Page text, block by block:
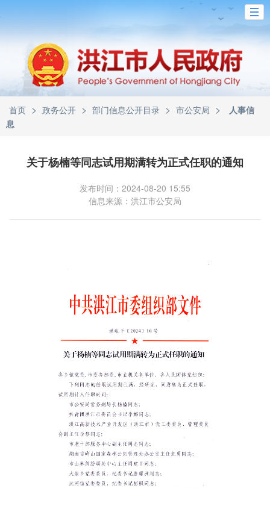
首页 > 政务公开 > 部门信息公开目录 > 市公安局 >
人事信
息
关于杨楠等同志试用期满转为正式任职的通知
发布时间：2024-08-20 15:55
信息来源：洪江市公安局